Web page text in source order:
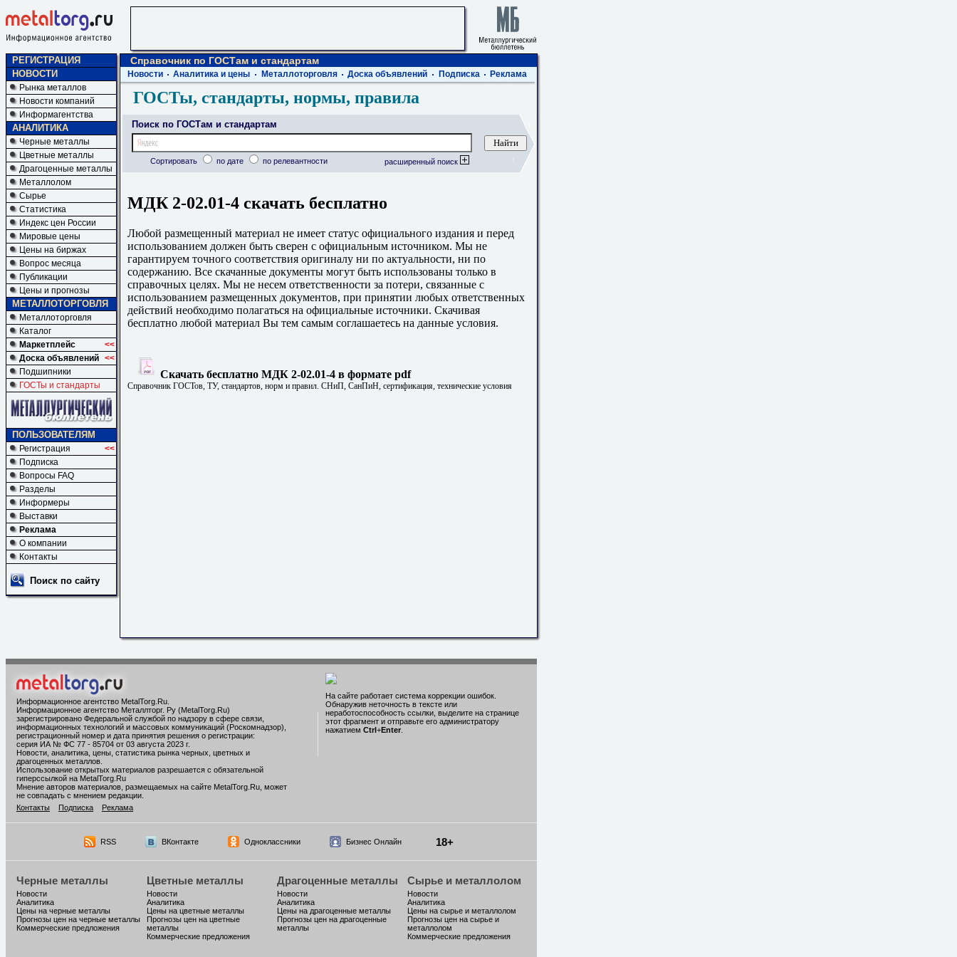
РЕГИСТРАЦИЯ
НОВОСТИ
Рынка металлов
Новости компаний
Информагентства
АНАЛИТИКА
Черные металлы
Цветные металлы
Драгоценные металлы
Металлолом
Сырье
Статистика
Индекс цен России
Мировые цены
Цены на биржах
Вопрос месяца
Публикации
Цены и прогнозы
МЕТАЛЛОТОРГОВЛЯ
Металлоторговля
Каталог
Маркетплейс
<<
Доска объявлений <<
Подшипники
ГОСТы и стандарты
ПОЛЬЗОВАТЕЛЯМ
Регистрация
<<
Подписка
Вопросы FAQ
Разделы
Информеры
Выставки
Реклама
О компании
Контакты
Поиск по сайту
Справочник по ГОСТам и стандартам
Новости Аналитика и цены Металлоторговля Доска объявлений Подписка Реклама
ГОСТы, стандарты, нормы, правила
Поиск по ГОСТам и стандартам
Сортировать по дате по релевантности расширенный поиск
МДК 2-02.01-4 скачать бесплатно
Любой размещенный материал не имеет статус официального издания и перед
использованием должен быть сверен с официальным источником. Мы не
гарантируем точного соответствия оригиналу ни по актуальности, ни по
содержанию. Все скачанные документы могут быть использованы только в
справочных целях. Мы не несем ответственности за потери, связанные с
использованием размещенных документов, при принятии любых ответственных
действий необходимо полагаться на официальные источники. Скачивая
бесплатно любой материал Вы тем самым соглашаетесь на данные условия.
Скачать бесплатно МДК 2-02.01-4 в формате pdf
Справочник ГОСТов, ТУ, стандартов, норм и правил. СНиП, СанПиН, сертификация, технические условия
Информационное агентство MetalTorg.Ru
Информационное агентство Металлторг. Ру (MetalTorg.Ru)
зарегистрировано Федеральной службой по надзору в сфере связи,
информационных технологий и массовых коммуникаций (Роскомнадзор),
регистрационный номер и дата принятия решения о регистрации:
серия ИА № ФС 77 - 85704 от 03 августа 2023 г.
Новости, аналитика, цены, статистика рынка черных, цветных и
драгоценных металлов.
Использование открытых материалов разрешается с обязательной
гиперссылкой на MetalTorg.Ru
Мнение авторов материалов, размещаемых на сайте MetalTorg.Ru, может
не совпадать с мнением редакции.
Контакты
Подписка Реклама
На сайте работает система коррекции ошибок.
Обнаружив неточность в тексте или
неработоспособность ссылки, выделите на странице
этот фрагмент и отправьте его администратору
нажатием Ctrl+Enter
RSS ВКонтакте Одноклассники Бизнес Онлайн 18+
Черные металлы
Новости
Аналитика
Цены на черные металлы
Прогнозы цен на черные металлы
Коммерческие предложения
Цветные металлы
Новости
Аналитика
Цены на цветные металлы
Прогнозы цен на цветные
металлы
Коммерческие предложения
Драгоценные металлы
Новости
Аналитика
Цены на драгоценные металлы
Прогнозы цен на драгоценные
металлы
Сырье и металлолом
Новости
Аналитика
Цены на сырье и металлолом
Прогнозы цен на сырье и
металлолом
Коммерческие предложения